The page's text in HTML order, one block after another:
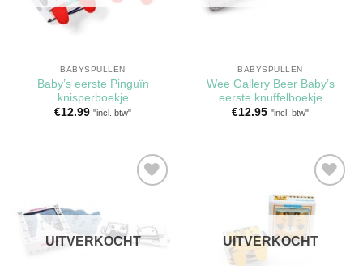
BABYSPULLEN
Baby’s eerste Pinguïn
knisperboekje
€12.99 "incl. btw"
BABYSPULLEN
Wee Gallery Beer Baby’s
eerste knuffelboekje
€12.95 "incl. btw"
verlanglijst
UITVERKOCHT
Toevoegen
aan
verlanglijst
UITVERKOCHT